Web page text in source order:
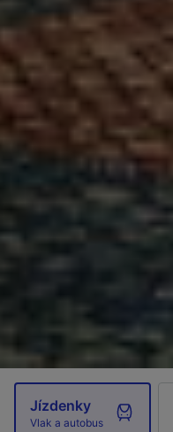
Jízdenky
Vlak a autobus